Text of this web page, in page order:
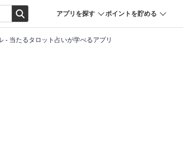
アプリを探す ポイントを貯める
- 当たるタロット占いが学べるアプリ